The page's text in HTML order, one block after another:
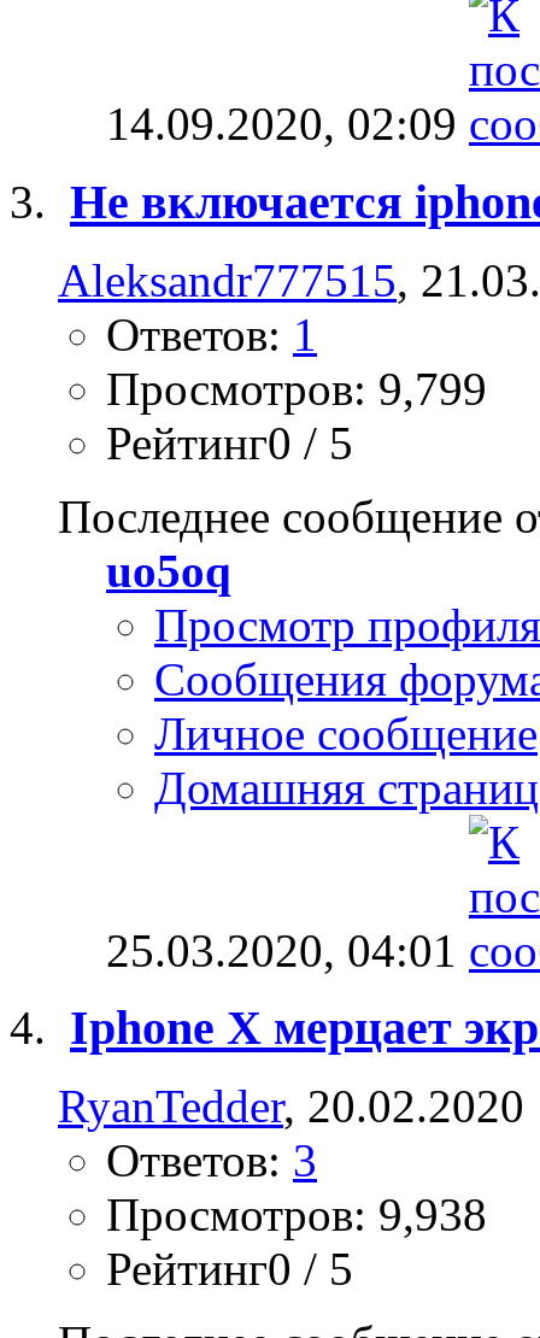
14.09.2020, 02:09
Не включается
Aleksandr777515,
Ответов: 1
Просмотров: 9,799
Рейтинг0 / 5
Последнее сообщение
uo5oq
Просмотр профиля
Сообщения
Личное сообщение
Домашняя
25.03.2020, 04:01
Iphone X мерцает
RyanTedder, 20.02.2020
Ответов: 3
Просмотров: 9,938
Рейтинг0 / 5